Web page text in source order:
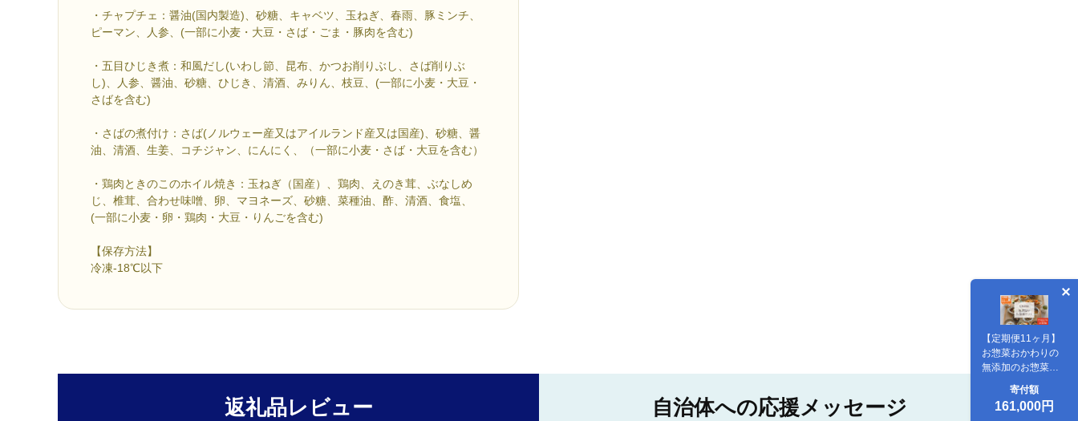
・チャプチェ：醤油(国内製造)、砂糖、キャベツ、玉ねぎ、春雨、豚ミンチ、
ピーマン、人参、(一部に小麦・大豆・さば・ごま・豚肉を含む)
・五目ひじき煮：和風だし(いわし節、昆布、かつお削りぶし、さば削りぶ
し)、人参、醤油、砂糖、ひじき、清酒、みりん、枝豆、(一部に小麦・大豆・
さばを含む)
・さばの煮付け：さば(ノルウェー産又はアイルランド産又は国産)、砂糖、醤
油、清酒、生姜、コチジャン、にんにく、（一部に小麦・さば・大豆を含む）
・鶏肉ときのこのホイル焼き：玉ねぎ（国産）、鶏肉、えのき茸、ぶなしめ
じ、椎茸、合わせ味噌、卵、マヨネーズ、砂糖、菜種油、酢、清酒、食塩、
(一部に小麦・卵・鶏肉・大豆・りんごを含む)
【保存方法】
冷凍-18℃以下
【定期便11ヶ月】
お惣菜おかわりの
無添加のお惣菜セ
ット/12種類各1個
合計12個のセット
寄付額
161,000円
返礼品レビュー 自治体への応援メッセージ